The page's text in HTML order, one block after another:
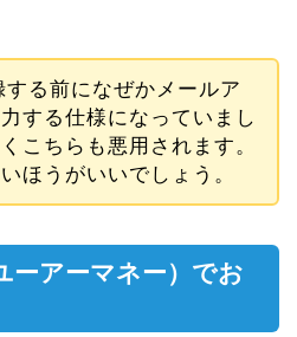
する前になぜかメールア
する仕様になっていまし
こちらも悪用されます。
ほうがいいでしょう。
ーアーマネー）でお